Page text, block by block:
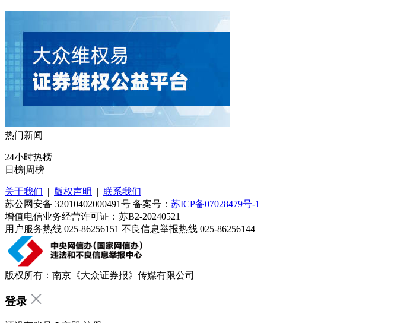
热门新闻
24小时热榜
日榜|周榜
关于我们 | 版权声明 | 联系我们
苏公网安备 32010402000491号 备案号： 苏ICP备07028479号-1
增值电信业务经营许可证：苏B2-20240521
用户服务热线 025-86256151 不良信息举报热线 025-86256144
版权所有：南京《大众证券报》传媒有限公司
登录